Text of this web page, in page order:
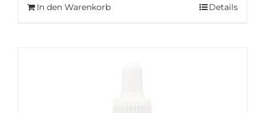
In den Warenkorb Details